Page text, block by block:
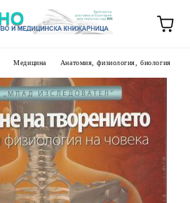
Медицина Анатомия, физиология, биология